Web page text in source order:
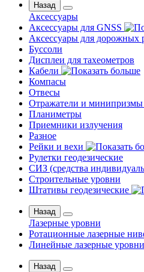
Назад
Аксессуары
Аксессуары для GNSS
Аксессуары для дорожных
Буссоли
Дисплеи для тахеометров
Кабели
Компасы
Отвесы
Отражатели и минипризмы
Планиметры
Приемники излучения
Разное
Рейки и вехи
Рулетки геодезические
СИЗ (средства
Строительные уровни
Штативы геодезические
Назад
Лазерные уровни
Ротационные лазерные
Линейные лазерные уровни
Назад